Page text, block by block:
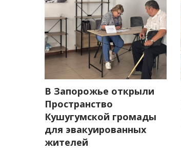
В Запорожье открыли
Пространство
Кушугумской громады
для эвакуированных
жителей